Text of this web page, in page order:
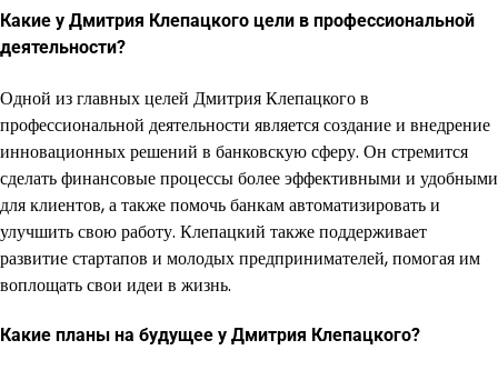
Какие у Дмитрия Клепацкого цели в профессиональной
деятельности?
Одной из главных целей Дмитрия Клепацкого в
профессиональной деятельности является создание и внедрение
инновационных решений в банковскую сферу. Он стремится
сделать финансовые процессы более эффективными и удобными
для клиентов, а также помочь банкам автоматизировать и
улучшить свою работу. Клепацкий также поддерживает
развитие стартапов и молодых предпринимателей, помогая им
воплощать свои идеи в жизнь.
Какие планы на будущее у Дмитрия Клепацкого?